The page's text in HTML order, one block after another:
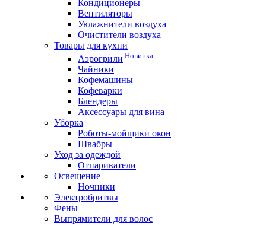
Кондиционеры
Вентиляторы
Увлажнители воздуха
Очистители воздуха
Товары для кухни
Аэрогрили Новинка
Чайники
Кофемашины
Кофеварки
Блендеры
Аксессуары для вина
Уборка
Роботы-мойщики окон
Швабры
Уход за одеждой
Отпариватели
Освещение
Ночники
Электробритвы
Фены
Выпрямители для волос